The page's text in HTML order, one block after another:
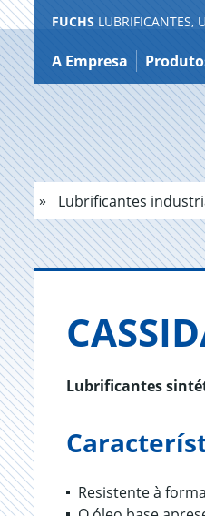
Ir
para
o
conteúdo
FUCHS LUBRIFICANTES,
A Empresa
Lubrificantes
Lubrificantes
Resistente à